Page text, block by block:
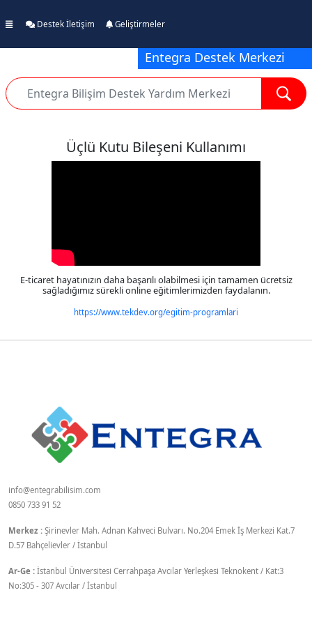
Destek İletişim Geliştirmeler
Entegra Destek Merkezi
Üçlü Kutu Bileşeni Kullanımı
E-ticaret hayatınızın daha başarılı olabilmesi için tamamen ücretsiz
sağladığımız sürekli online eğitimlerimizden faydalanın.
https://www.tekdev.org/egitim-programlari
info@entegrabilisim.com
0850 733 91 52
Merkez : Şirinevler Mah. Adnan Kahveci Bulvarı. No.204 Emek İş Merkezi Kat.7
D.57 Bahçelievler / İstanbul
Ar-Ge : İstanbul Üniversitesi Cerrahpaşa Avcılar Yerleşkesi Teknokent / Kat:3
No:305 - 307 Avcılar / İstanbul